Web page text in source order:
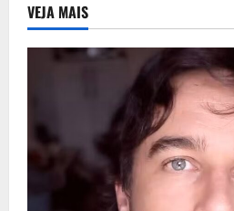
esposa
com
facadas
em
Osasco
VEJA MAIS